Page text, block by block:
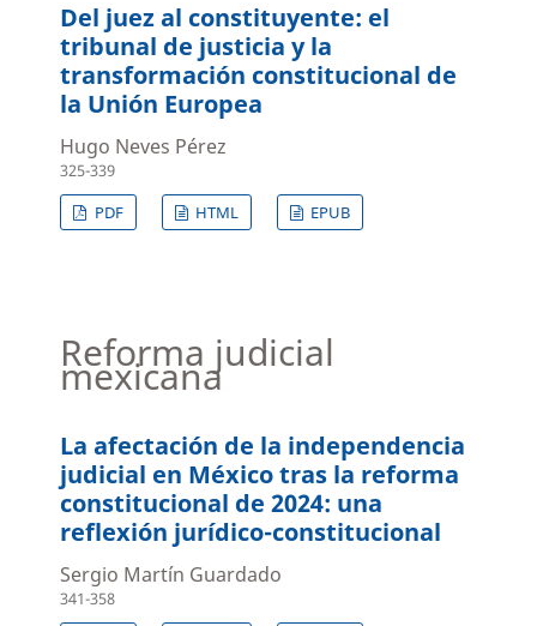
Del juez al constituyente: el
tribunal de justicia y la
transformación constitucional de
la Unión Europea
Hugo Neves Pérez
325-339
PDF
HTML EPUB
Reforma judicial
mexicana
La afectación de la independencia
judicial en México tras la reforma
constitucional de 2024: una
reflexión jurídico-constitucional
Sergio Martín Guardado
341-358